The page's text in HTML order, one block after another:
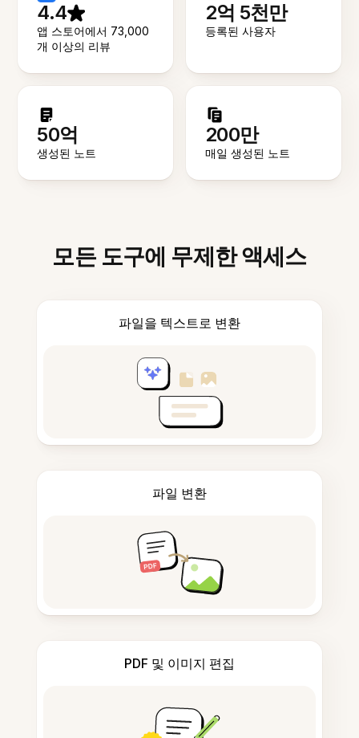
4.4
앱 스토어에서 73,000
개 이상의 리뷰
2억 5천만
등록된 사용자
50억
생성된 노트
200만
매일 생성된 노트
모든 도구에 무제한 액세스
파일을 텍스트로 변환
파일 변환
PDF 및 이미지 편집